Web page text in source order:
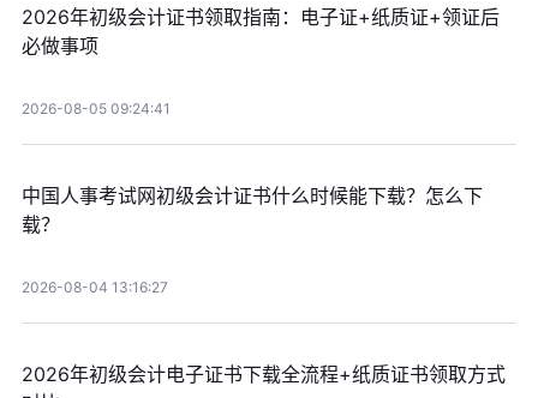
2026年初级会计证书领取指南：电子证+纸质证+领证后
必做事项
2026-08-05 09:24:41
中国人事考试网初级会计证书什么时候能下载？怎么下
载？
2026-08-04 13:16:27
2026年初级会计电子证书下载全流程+纸质证书领取方式